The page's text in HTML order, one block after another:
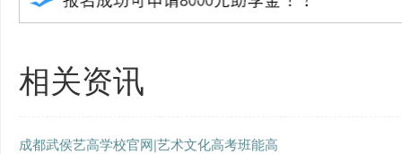
相关资讯
成都武侯艺高学校官网|艺术文化高考班能高